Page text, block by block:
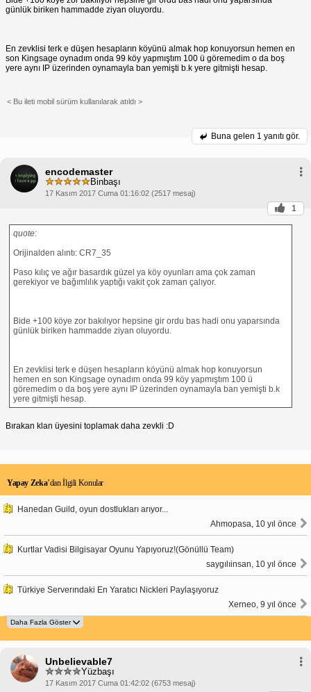
günlük biriken hammadde ziyan oluyordu.
En zevklisi terk e düşen hesapların köyünü almak hop konuyorsun hemen en
son Kingsage oynadım onda 99 köy yapmıştım 100 ü göremedim o da boş
yere aynı IP üzerinden oynamayla ban yemişti b.k yere gitmişti hesap.
< Bu ileti mobil sürüm kullanılarak atıldı >
Buna gelen 1 yanıtı gör.
encodemaster
Binbaşı
17 Kasım 2017 Cuma 01:16:02 (2517 mesaj)
1
quote:
Orijinalden alıntı: CR7_35
Paso kılıç ve ağır basardık güzel ya köy oyunları ama çok zaman
gerekiyor ve bağımlılık yaptığı vakit çok zaman çalıyor.
Bide +100 köye zor bakılıyor hepsine gir ordu bas hadi onu yaparsında
günlük biriken hammadde ziyan oluyordu.
En zevklisi terk e düşen hesapların köyünü almak hop konuyorsun
hemen en son Kingsage oynadım onda 99 köy yapmıştım 100 ü
göremedim o da boş yere aynı IP üzerinden oynamayla ban yemişti b.k
yere gitmişti hesap.
Bırakan klan üyesini toplamak daha zevkli :D
Yapay Zeka’dan İlgili Konular
Hanedan Guild, oyun dostlukları arıyor...
Ahmopasa, 10 yıl önce
Kurtlar Vadisi Bilgisayar Oyunu Yapıyoruz!(Gönüllü Team)
saygılıinsan, 10 yıl önce
Türkiye Serverındaki En Yaratıcı Nickleri Paylaşıyoruz
Xerneo, 9 yıl önce
Unbelievable7
Yüzbaşı
17 Kasım 2017 Cuma 01:42:02 (6753 mesaj)